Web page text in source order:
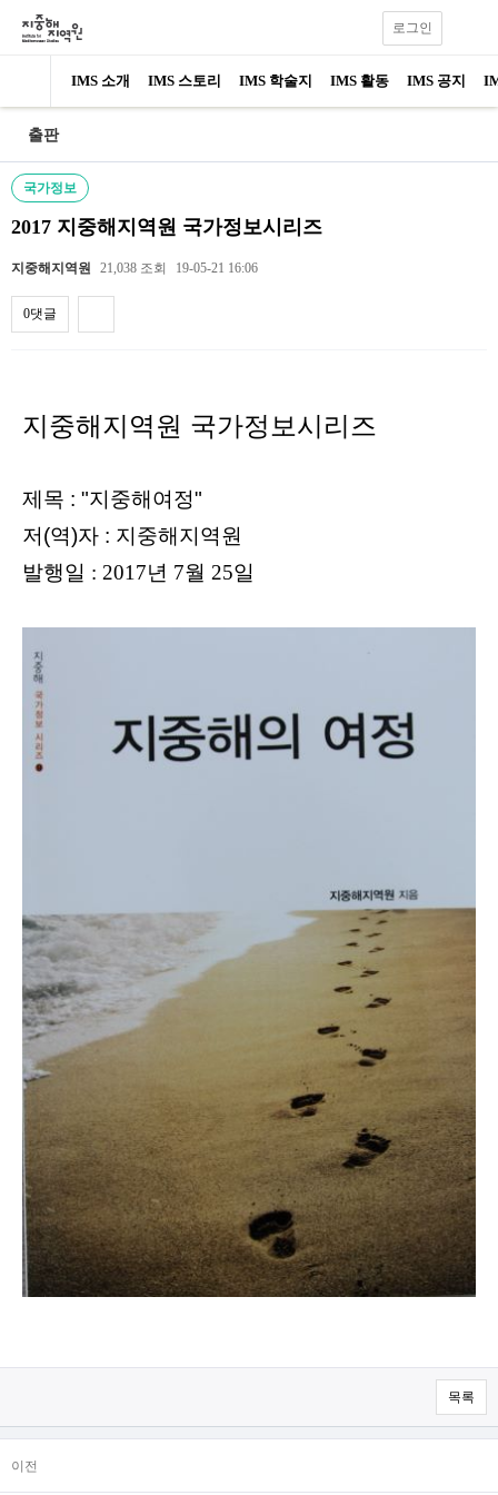
IMS 소개 IMS 스토리 IMS 학술지 IMS 활동 IMS 공지
로그인
출판
국가정보
2017 지중해지역원 국가정보시리즈
지중해지역원 21,038 조회 19-05-21 16:06
0댓글
지중해지역원 국가정보시리즈
제목 : "지중해여정"
저(역)자 : 지중해지역원
발행일 : 2017년 7월 25일
목록
이전